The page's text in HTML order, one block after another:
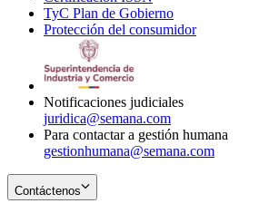
new
window
in
new
TyC Plan de Gobierno
in
Protección del consumidorOpens
Notificaciones judiciales
juridica@semana.com
Para contactar a gestión humana
gestionhumana@semana.com
Contáctenos